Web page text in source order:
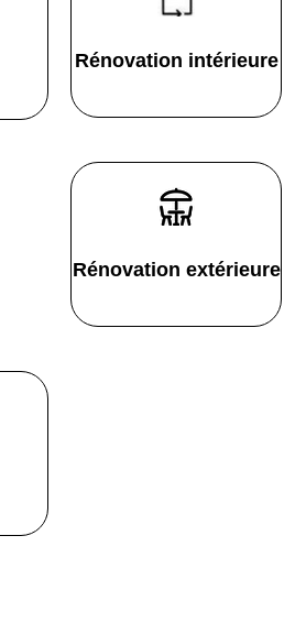
Rénovation intérieure
Rénovation extérieure